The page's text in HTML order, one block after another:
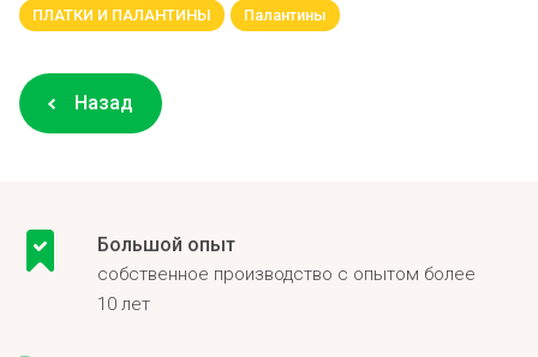
ПЛАТКИ И ПАЛАНТИНЫ Палантины
Назад
Большой опыт
собственное производство с опытом более
10 лет